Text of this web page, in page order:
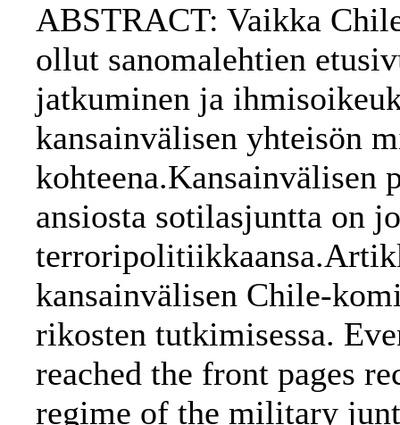
ABSTRACT: Vaikka
ollut sanomalehtien
jatkuminen ja
kansainvälisen yhteisön
kohteena.Kansainvälisen
ansiosta sotilasjuntta on
kansainvälisen Chile-
rikosten tutkimisessa.
reached the front pages
regime of the military